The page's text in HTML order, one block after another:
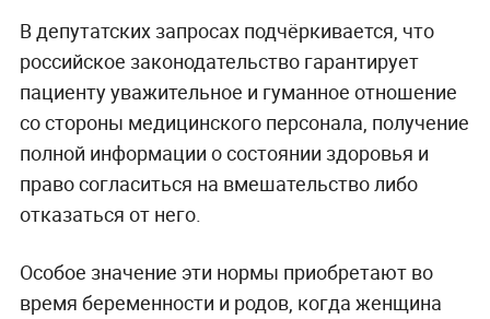
В депутатских запросах подчёркивается, что
российское законодательство гарантирует
пациенту уважительное и гуманное отношение
со стороны медицинского персонала, получение
полной информации о состоянии здоровья и
право согласиться на вмешательство либо
отказаться от него.
Особое значение эти нормы приобретают во
время беременности и родов, когда женщина